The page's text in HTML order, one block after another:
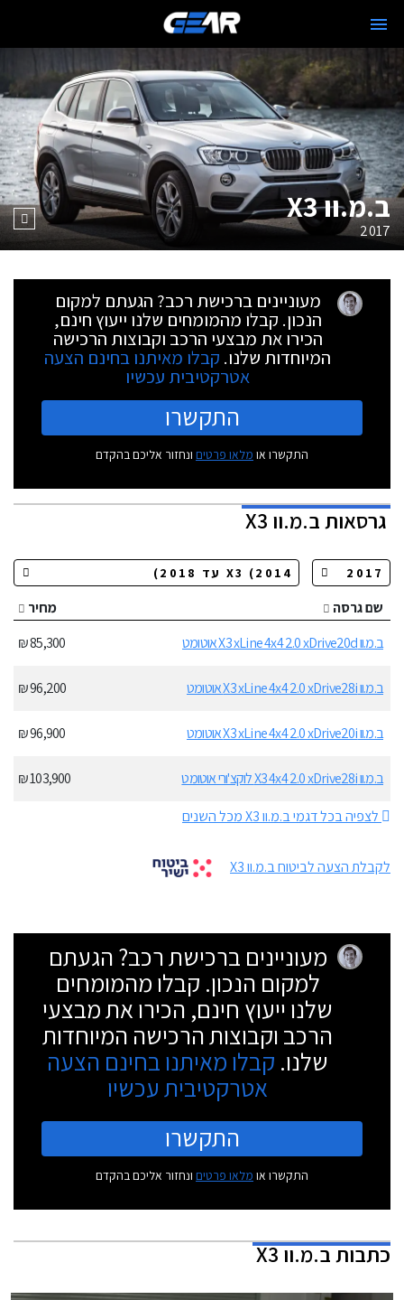
ב.מ.וו X3
2017
מעוניינים ברכישת רכב? הגעתם למקום
הנכון. קבלו מהמומחים שלנו ייעוץ חינם,
הכירו את מבצעי הרכב וקבוצות הרכישה
המיוחדות שלנו. קבלו מאיתנו בחינם הצעה
אטרקטיבית עכשיו
התקשרו
התקשרו או מלאו פרטים ונחזור אליכם בהקדם
גרסאותב.מ.וו X3
שם גרסה
מחיר
ב.מ.וו X3 xLine 4x4 2.0 xDrive20d אוטומט
85,300 ₪
ב.מ.וו X3 xLine 4x4 2.0 xDrive28i אוטומט 96,200 ₪
ב.מ.וו X3 xLine 4x4 2.0 xDrive20i אוטומט 96,900 ₪
ב.מ.וו X3 4x4 2.0 xDrive28i לוקצ'ורי אוטומט
103,900 ₪
לצפיה בכל דגמי ב.מ.וו X3 מכל השנים
לקבלת הצעה לביטוח ב.מ.וו X3
מעוניינים ברכישת רכב? הגעתם
למקום הנכון. קבלו מהמומחים
שלנו ייעוץ חינם, הכירו את מבצעי
הרכב וקבוצות הרכישה המיוחדות
שלנו. קבלו מאיתנו בחינם הצעה
אטרקטיבית עכשיו
התקשרו
התקשרו או מלאו פרטים ונחזור אליכם בהקדם
כתבותב.מ.וו X3